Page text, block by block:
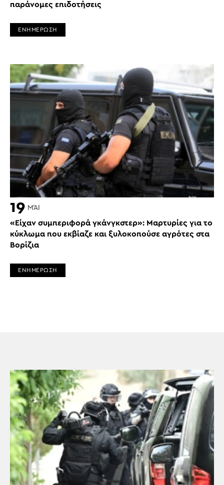
παράνομες επιδοτήσεις
ΕΝΗΜΕΡΩΣΗ
19 ΜΆΙ
«Είχαν συμπεριφορά γκάνγκστερ»: Μαρτυρίες για το
κύκλωμα που εκβίαζε και ξυλοκοπούσε αγρότες στα
Βορίζια
ΕΝΗΜΕΡΩΣΗ